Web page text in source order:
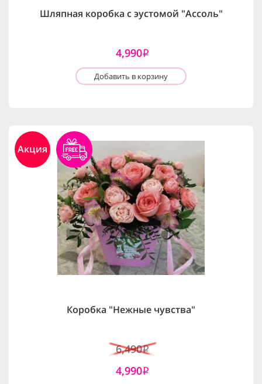
Шляпная коробка с эустомой "Ассоль"
4,990i
Добавить в корзину
Акция
Коробка "Нежные чувства"
6,490i
4,990i